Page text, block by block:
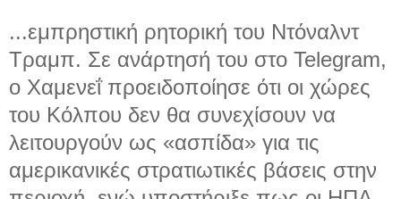
...εμπρηστική ρητορική του Ντόναλντ
Τραμπ. Σε ανάρτησή του στο Telegram,
ο Χαμενεΐ προειδοποίησε ότι οι χώρες
του Κόλπου δεν θα συνεχίσουν να
λειτουργούν ως «ασπίδα» για τις
αμερικανικές στρατιωτικές βάσεις στην